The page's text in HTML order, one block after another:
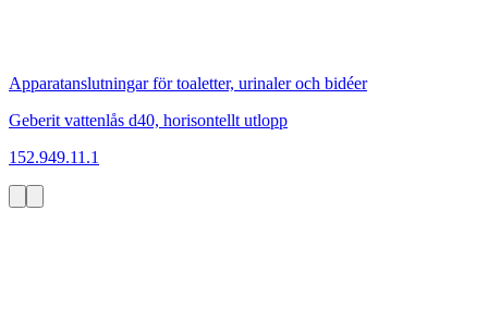
Apparatanslutningar för toaletter, urinaler och bidéer
Geberit vattenlås d40, horisontellt utlopp
152.949.11.1